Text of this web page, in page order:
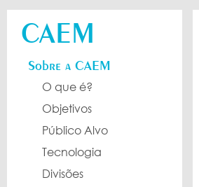
CAEM
Sobre a CAEM
O que é?
Objetivos
Público Alvo
Tecnologia
Divisões